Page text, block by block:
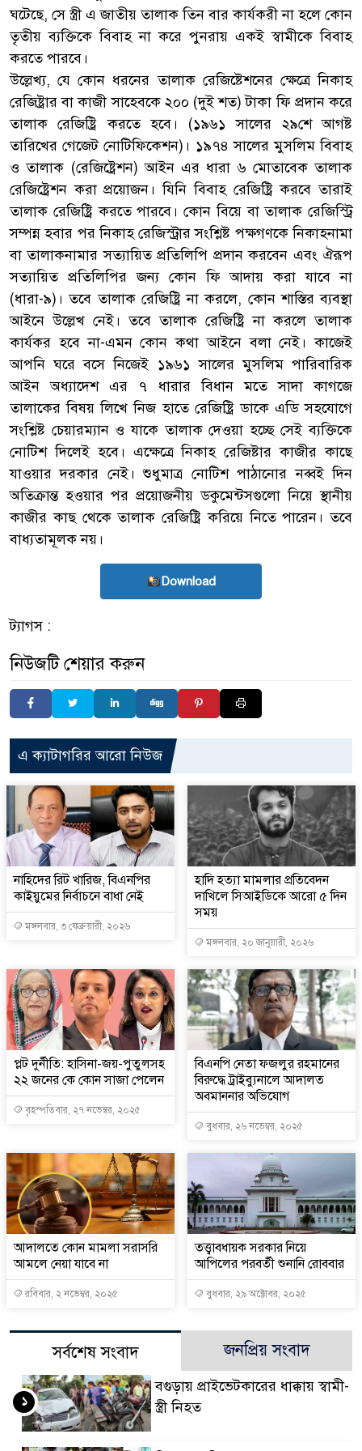
ঘটেছে, সে স্ত্রী এ জাতীয় তালাক তিন বার কার্যকরী না হলে কোন
তৃতীয় ব্যক্তিকে বিবাহ না করে পুনরায় একই স্বামীকে বিবাহ
করতে পারবে।
উল্লেখ্য, যে কোন ধরনের তালাক রেজিষ্টেশনের ক্ষেত্রে নিকাহ
রেজিষ্ট্রার বা কাজী সাহেবকে ২০০ (দুই শত) টাকা ফি প্রদান করে
তালাক রেজিষ্ট্রি করতে হবে। (১৯৬১ সালের ২৯শে আগষ্ট
তারিখের গেজেট নোটিফিকেশন)। ১৯৭৪ সালের মুসলিম বিবাহ
ও তালাক (রেজিষ্ট্রেশন) আইন এর ধারা ৬ মোতাবেক তালাক
রেজিষ্ট্রেশন করা প্রয়োজন। যিনি বিবাহ রেজিষ্ট্রি করবে তারাই
তালাক রেজিষ্ট্রি করতে পারবে। কোন বিয়ে বা তালাক রেজিস্ট্রি
সম্পন্ন হবার পর নিকাহ রেজিস্ট্রার সংশ্লিষ্ট পক্ষগণকে নিকাহনামা
বা তালাকনামার সত্যায়িত প্রতিলিপি প্রদান করবেন এবং ঐরূপ
সত্যায়িত প্রতিলিপির জন্য কোন ফি আদায় করা যাবে না
(ধারা-৯)। তবে তালাক রেজিষ্ট্রি না করলে, কোন শাস্তির ব্যবস্থা
আইনে উল্লেখ নেই। তবে তালাক রেজিষ্ট্রি না করলে তালাক
কার্যকর হবে না-এমন কোন কথা আইনে বলা নেই। কাজেই
আপনি ঘরে বসে নিজেই ১৯৬১ সালের মুসলিম পারিবারিক
আইন অধ্যাদেশ এর ৭ ধারার বিধান মতে সাদা কাগজে
তালাকের বিষয় লিখে নিজ হাতে রেজিষ্ট্রি ডাকে এডি সহযোগে
সংশ্লিষ্ট চেয়ারম্যান ও যাকে তালাক দেওয়া হচ্ছে সেই ব্যক্তিকে
নোটিশ দিলেই হবে। এক্ষেত্রে নিকাহ রেজিষ্টার কাজীর কাছে
যাওয়ার দরকার নেই। শুধুমাত্র নোটিশ পাঠানোর নব্বই দিন
অতিক্রান্ত হওয়ার পর প্রয়োজনীয় ডকুমেন্টসগুলো নিয়ে স্থানীয়
কাজীর কাছ থেকে তালাক রেজিষ্ট্রি করিয়ে নিতে পারেন। তবে
বাধ্যতামূলক নয়।
Download
ট্যাগস :
নিউজটি শেয়ার করুন
এ ক্যাটাগরির আরো নিউজ
নাহিদের রিট খারিজ, বিএনপির
কাইয়ুমের নির্বাচনে বাধা নেই
মঙ্গলবার, ৩ ফেব্রুয়ারী, ২০২৬
হাদি হত্যা মামলার প্রতিবেদন
দাখিলে সিআইডিকে আরো ৫ দিন
সময়
মঙ্গলবার, ২০ জানুয়ারী, ২০২৬
প্লট দুর্নীতি: হাসিনা-জয়-পুতুলসহ
২২ জনের কে কোন সাজা পেলেন
বৃহস্পতিবার, ২৭ নভেম্বর, ২০২৫
বিএনপি নেতা ফজলুর রহমানের
বিরুদ্ধে ট্রাইব্যুনালে আদালত
অবমাননার অভিযোগ
বুধবার, ২৬ নভেম্বর, ২০২৫
আদালতে কোন মামলা সরাসরি
আমলে নেয়া যাবে না
রবিবার, ২ নভেম্বর, ২০২৫
তত্ত্বাবধায়ক সরকার নিয়ে
আপিলের পরবর্তী শুনানি রোববার
বুধবার, ২৯ অক্টোবর, ২০২৫
সর্বশেষ সংবাদ জনপ্রিয় সংবাদ
বগুড়ায় প্রাইভেটকারের ধাক্কায় স্বামী-
স্ত্রী নিহত
১